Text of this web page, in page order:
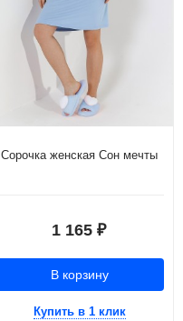
Сорочка женская Сон мечты
1 165 ₽
В корзину
Купить в 1 клик